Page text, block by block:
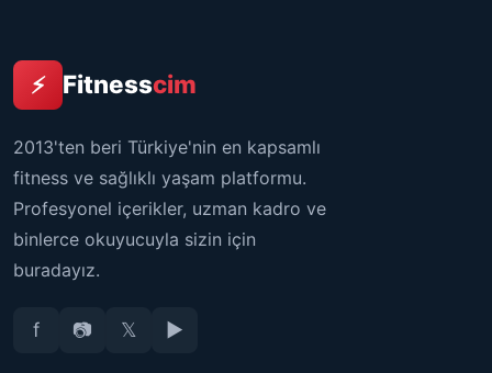
⚡ Fitnesscim
2013'ten beri Türkiye'nin en kapsamlı
fitness ve sağlıklı yaşam platformu.
Profesyonel içerikler, uzman kadro ve
binlerce okuyucuyla sizin için
buradayız.
f 📷 𝕏 ▶